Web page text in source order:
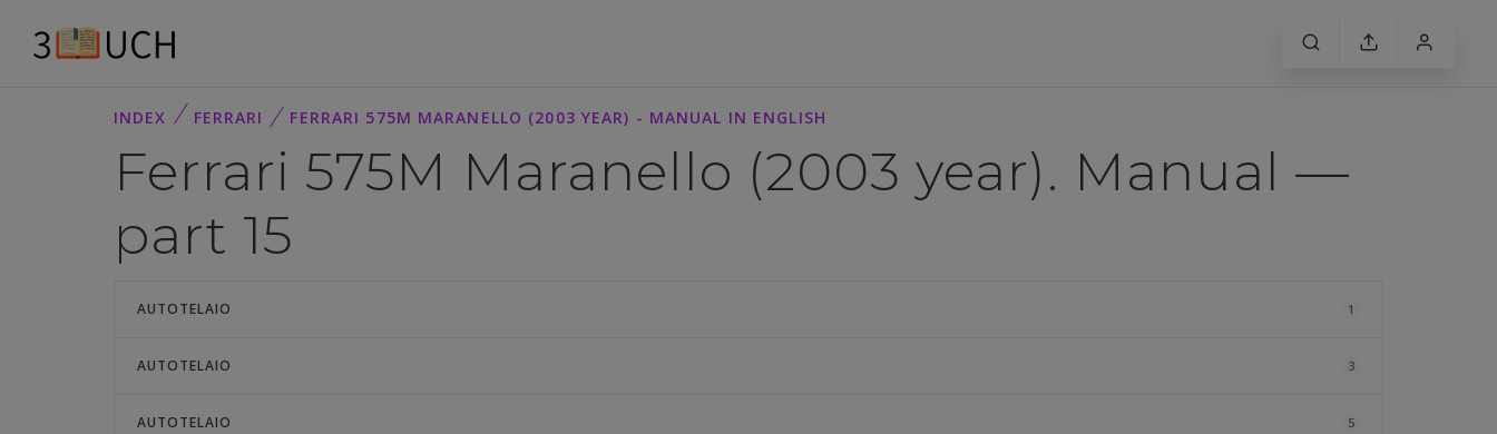
INDEX FERRARI FERRARI 575M MARANELLO (2003 YEAR) - MANUAL IN ENGLISH
Ferrari 575M Maranello (2003 year). Manual —
part 15
AUTOTELAIO 1
AUTOTELAIO 3
AUTOTELAIO 5